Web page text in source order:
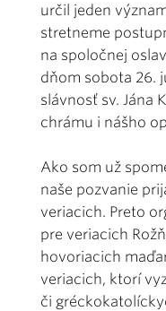
určil jeden
stretneme
na spoločnej
dňom sobota 26.
slávnosť sv. Jána
chrámu i nášho
Ako som už
naše pozvanie
veriacich. Preto
pre veriacich
hovoriacich
veriacich, ktorí
či